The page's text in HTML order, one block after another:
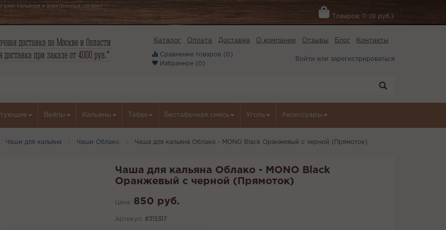
кальянов и электронных сигарет
Товаров: 0 (0 руб.)
доставка по Москве и Области
доставка при заказе от 4000 руб.*
Каталог Оплата Доставка О компании Отзывы Блог Контакты
Сравнение товаров (0)
Избранное (0)
Войти или зарегистрироваться
Вейпы Кальяны Табак Бестабачная смесь Уголь Аксессуары
Чаши для кальяна Чаши Облако Чаша для кальяна Облако - MONO Black Оранжевый с черной (Прямоток)
Чаша для кальяна Облако - MONO Black
Оранжевый с черной (Прямоток)
Цена: 850 руб.
Артикул: #315317